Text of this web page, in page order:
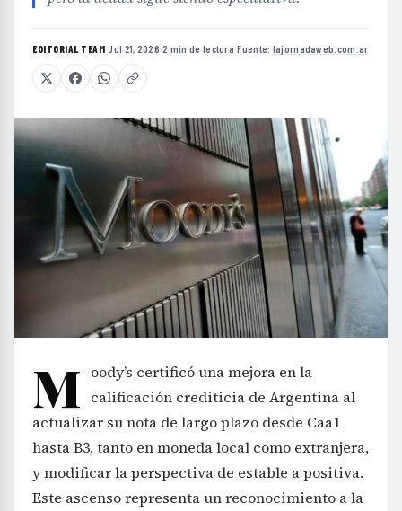
EDITORIAL TEAM·Jul 21, 2026·2 min de lectura·Fuente: lajornadaweb.com.ar
M oody’s certificó una mejora en la
calificación crediticia de Argentina al
actualizar su nota de largo plazo desde Caa1
hasta B3, tanto en moneda local como extranjera,
y modificar la perspectiva de estable a positiva.
Este ascenso representa un reconocimiento a la